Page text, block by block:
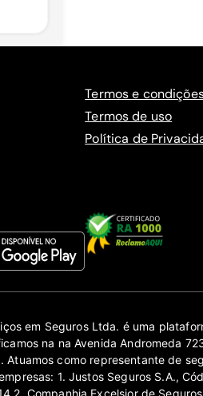
Termos e
Termos de uso
Política de
em Seguros Ltda. é uma
na na Avenida Andromeda
Atuamos como representante de
1. Justos Seguros S.A.,
2. Companhia Excelsior de